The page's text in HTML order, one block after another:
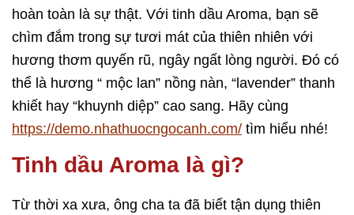
hoàn toàn là sự thật. Với tinh dầu Aroma, bạn sẽ
chìm đắm trong sự tươi mát của thiên nhiên với
hương thơm quyến rũ, ngây ngất lòng người. Đó có
thể là hương “ mộc lan” nồng nàn, “lavender” thanh
khiết hay “khuynh diệp” cao sang. Hãy cùng
https://demo.nhathuocngocanh.com/ tìm hiểu nhé!
Tinh dầu Aroma là gì?
Từ thời xa xưa, ông cha ta đã biết tận dụng thiên